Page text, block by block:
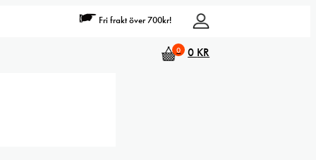
Fri frakt över 700kr!
0 0 KR